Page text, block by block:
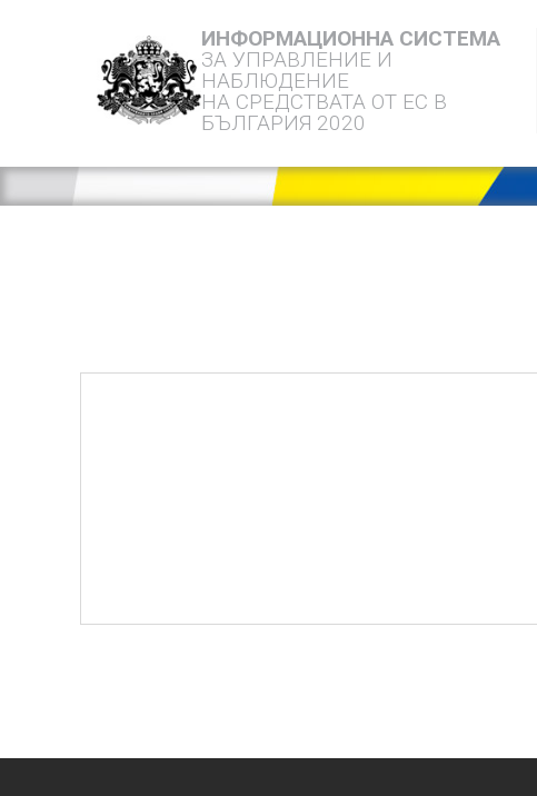
ИНФОРМАЦИОННА СИСТЕМА
ЗА УПРАВЛЕНИЕ И
НАБЛЮДЕНИЕ
НА СРЕДСТВАТА ОТ ЕС В
БЪЛГАРИЯ 2020